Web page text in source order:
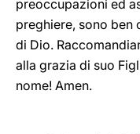
preoccupazioni ed
preghiere, sono ben
di Dio.
alla grazia di suo
nome! Amen.